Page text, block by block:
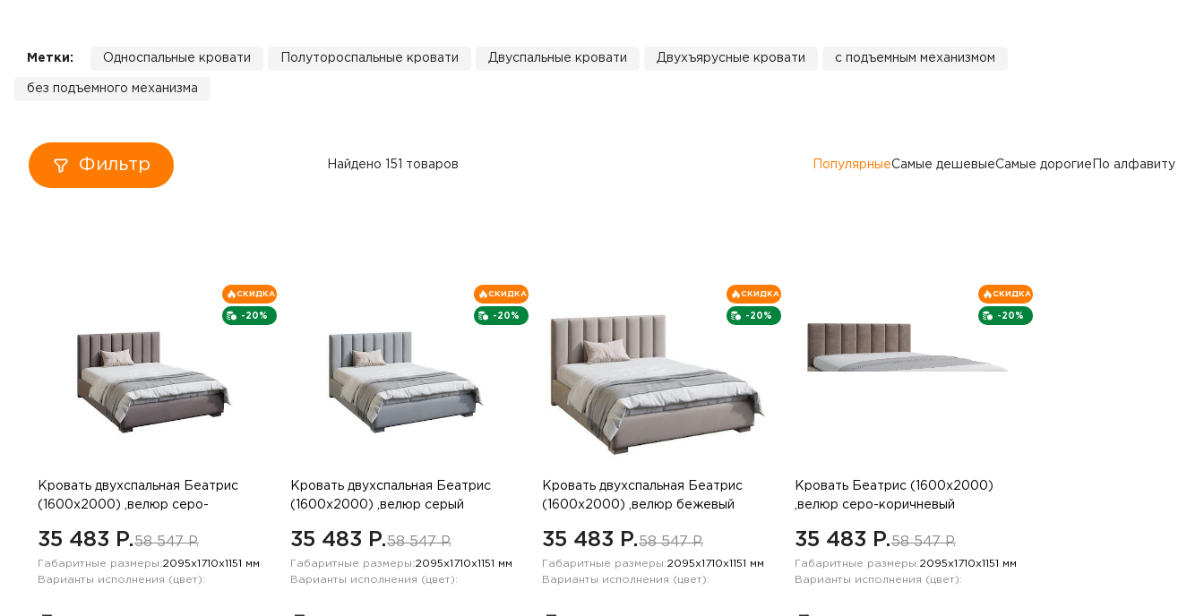
Тумбы
Пуфы
Навесные панели
Стеллажи
Консоли
Метки: Односпальные кровати Полутороспальные кровати Двуспальные кровати Двухъярусные кровати с подъемным механизмом
без подъемного механизма
Фильтр Найдено 151 товаров ПопулярныеСамые дешевыеСамые дорогие По алфавиту
-20%
СКИДКА
Кровать двухспальная Беатрис
(1600х2000) ,велюр серо-
35 483 P.58 547 P.
Габаритные размеры:2095х1710х1151 мм
Варианты исполнения (цвет):
-20%
СКИДКА
Кровать двухспальная Беатрис
(1600х2000) ,велюр серый
35 483 P.58 547 P.
Габаритные размеры:2095х1710х1151 мм
Варианты исполнения (цвет):
-20%
СКИДКА
Кровать двухспальная Беатрис
(1600х2000) ,велюр бежевый
35 483 P.58 547 P.
Габаритные размеры:2095х1710х1151 мм
Варианты исполнения (цвет):
-20%
СКИДКА
Кровать Беатрис (1600х2000)
,велюр серо-коричневый
35 483 P.58 547 P.
Габаритные размеры:2095х1710х1151 мм
Варианты исполнения (цвет):